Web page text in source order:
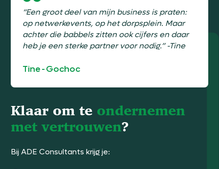
Klaar om te ondernemen
met vertrouwen?
Bij ADE Consultants krijg je:
“Een groot deel van mijn business is praten:
op netwerkevents, op het dorpsplein. Maar
achter die babbels zitten ook cijfers en daar
heb je een sterke partner voor nodig.” -Tine
Tine-Gochoc